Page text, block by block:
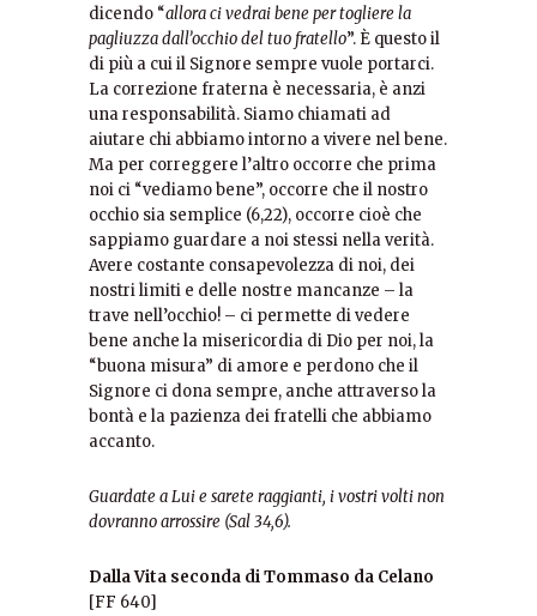
dicendo “allora ci vedrai bene per togliere la
pagliuzza dall’occhio del tuo fratello”. È questo il
di più a cui il Signore sempre vuole portarci.
La correzione fraterna è necessaria, è anzi
una responsabilità. Siamo chiamati ad
aiutare chi abbiamo intorno a vivere nel bene.
Ma per correggere l’altro occorre che prima
noi ci “vediamo bene”, occorre che il nostro
occhio sia semplice (6,22), occorre cioè che
sappiamo guardare a noi stessi nella verità.
Avere costante consapevolezza di noi, dei
nostri limiti e delle nostre mancanze – la
trave nell’occhio! – ci permette di vedere
bene anche la misericordia di Dio per noi, la
“buona misura” di amore e perdono che il
Signore ci dona sempre, anche attraverso la
bontà e la pazienza dei fratelli che abbiamo
accanto.
Guardate a Lui e sarete raggianti, i vostri volti non
dovranno arrossire (Sal 34,6).
Dalla Vita seconda di Tommaso da Celano
[FF 640]